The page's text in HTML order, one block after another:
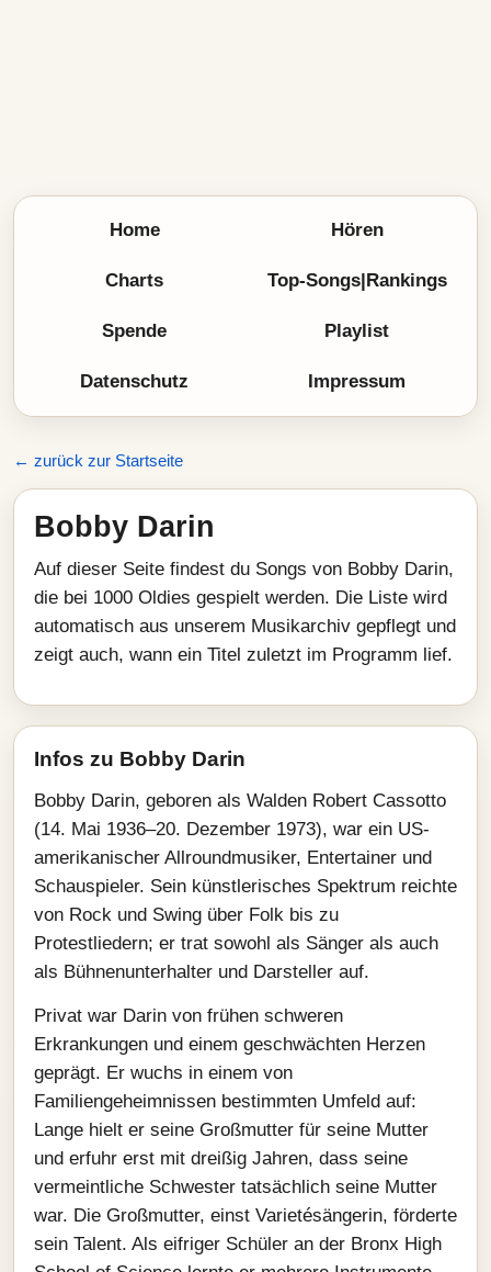
Home Hören
Charts Top-Songs|Rankings
Spende Playlist
Datenschutz Impressum
← zurück zur Startseite
Bobby Darin
Auf dieser Seite findest du Songs von Bobby Darin,
die bei 1000 Oldies gespielt werden. Die Liste wird
automatisch aus unserem Musikarchiv gepflegt und
zeigt auch, wann ein Titel zuletzt im Programm lief.
Infos zu Bobby Darin
Bobby Darin, geboren als Walden Robert Cassotto
(14. Mai 1936–20. Dezember 1973), war ein US-
amerikanischer Allroundmusiker, Entertainer und
Schauspieler. Sein künstlerisches Spektrum reichte
von Rock und Swing über Folk bis zu
Protestliedern; er trat sowohl als Sänger als auch
als Bühnenunterhalter und Darsteller auf.
Privat war Darin von frühen schweren
Erkrankungen und einem geschwächten Herzen
geprägt. Er wuchs in einem von
Familiengeheimnissen bestimmten Umfeld auf:
Lange hielt er seine Großmutter für seine Mutter
und erfuhr erst mit dreißig Jahren, dass seine
vermeintliche Schwester tatsächlich seine Mutter
war. Die Großmutter, einst Varietésängerin, förderte
sein Talent. Als eifriger Schüler an der Bronx High